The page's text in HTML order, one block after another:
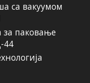
са вакуумом
паковање
44